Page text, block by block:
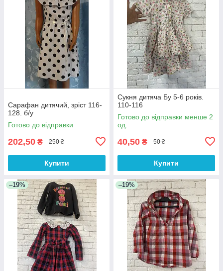
Сарафан дитячий, зріст 116-
128. б/у
Готово до відправки
202,50 ₴ 250 ₴
Купити
Сукня дитяча Бу 5-6 років.
110-116
Готово до відправки менше 2
од.
40,50 ₴ 50 ₴
Купити
–19% –19%